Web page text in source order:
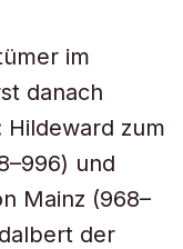
im
danach
zum
und
Mainz (968–
der